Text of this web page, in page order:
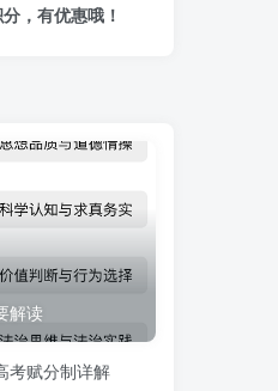
，有优惠哦！
解读
考赋分制详解